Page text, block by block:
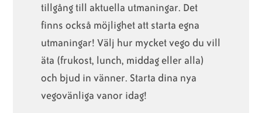
tillgång till aktuella utmaningar. Det
finns också möjlighet att starta egna
utmaningar! Välj hur mycket vego du vill
äta (frukost, lunch, middag eller alla)
och bjud in vänner. Starta dina nya
vegovänliga vanor idag!